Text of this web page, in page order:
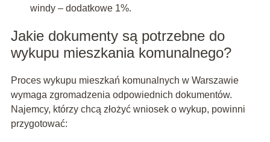
windy – dodatkowe 1%.
Jakie dokumenty są potrzebne do
wykupu mieszkania komunalnego?
Proces wykupu mieszkań komunalnych w Warszawie
wymaga zgromadzenia odpowiednich dokumentów.
Najemcy, którzy chcą złożyć wniosek o wykup, powinni
przygotować: